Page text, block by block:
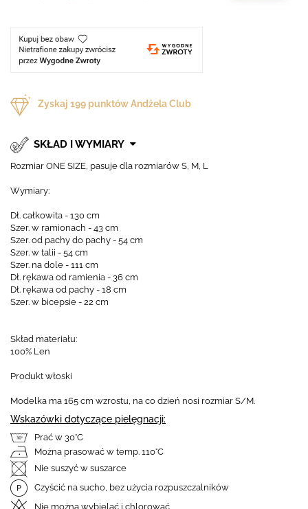
Zyskaj 199 punktów Andżela Club
SKŁAD I WYMIARY
Rozmiar ONE SIZE, pasuje dla rozmiarów S, M, L
Wymiary:
Dł. całkowita - 130 cm
Szer. w ramionach - 43 cm
Szer. od pachy do pachy - 54 cm
Szer. w talii - 54 cm
Szer. na dole - 111 cm
Dł. rękawa od ramienia - 36 cm
Dł. rękawa od pachy - 18 cm
Szer. w bicepsie - 22 cm
Skład materiału:
100% Len
Produkt włoski
Modelka ma 165 cm wzrostu, na co dzień nosi rozmiar S/M.
Wskazówki dotyczące pielęgnacji:
Prać w 30°C
Można prasować w temp. 110°C
Nie suszyć w suszarce
Czyścić na sucho, bez użycia rozpuszczalników
Nie można wybielać i chlorować